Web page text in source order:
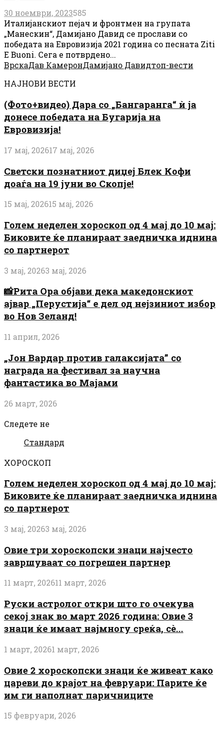
30 ноември, 2023585
Италијанскиот пејач и фронтмен на групата
„Манескин“, Дамијано Давид се прослави со
победата на Евровизија 2021 година со песната Ziti
E Buoni. Сега е потврдено...
ВрскаДав КамеронДамијано Давидтоп-вести
НАЈНОВИ ВЕСТИ
(Фото+видео) Дара со „Бангаранга“ ѝ ја
донесе победата на Бугарија на
Евровизија!
17 мај, 202617 мај, 2026
Светски познатниот диџеј Блек Кофи
доаѓа на 19 јуни во Скопје!
15 мај, 202615 мај, 2026
Голем неделен хороскоп од 4 мај до 10 мај:
Биковите ќе планираат заедничка иднина
со партнерот
3 мај, 20263 мај, 2026
📸Рита Ора објави дека македонскиот
ајвар „Перустија“ е дел од нејзиниот избор
во Нов Зеланд!
11 април, 2026
„Јон Вардар против галаксијата” со
награда на фестивал за научна
фантастика во Мајами
26 март, 2026
Следете не
Стандард
ХОРОСКОП
Голем неделен хороскоп од 4 мај до 10 мај:
Биковите ќе планираат заедничка иднина
со партнерот
3 мај, 20263 мај, 2026
Овие три хороскопски знаци најчесто
завршуваат со погрешен партнер
11 март, 202611 март, 2026
Руски астролог откри што го очекува
секој знак во март 2026 година: Овие 3
знаци ќе имаат најмногу среќа, сè...
1 март, 20261 март, 2026
Овие 2 хороскопски знаци ќе живеат како
цареви до крајот на февруари: Парите ќе
им ги наполнат паричниците
15 февруари, 2026